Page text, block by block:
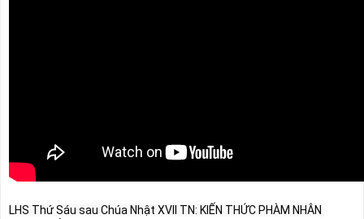
LHS Thứ Sáu sau Chúa Nhật XVII TN: KIẾN THỨC PHÀM NHÂN